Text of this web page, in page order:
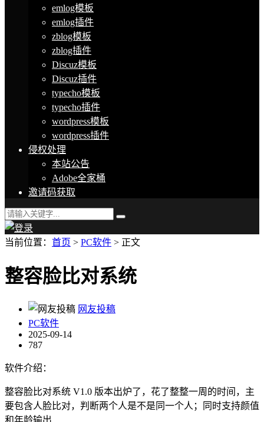
emlog模板
emlog插件
zblog模板
zblog插件
Discuz模板
Discuz插件
typecho模板
typecho插件
wordpress模板
wordpress插件
侵权处理
本站公告
Adobe全家桶
邀请码获取
当前位置： 首页 > PC软件 > 正文
整容脸比对系统
网友投稿
PC软件
2025-09-14
787
软件介绍：
整容脸比对系统 V1.0 版本出炉了，花了整整一周的时间，主
要包含人脸比对，判断两个人是不是同一个人；同时支持颜值
和年龄输出